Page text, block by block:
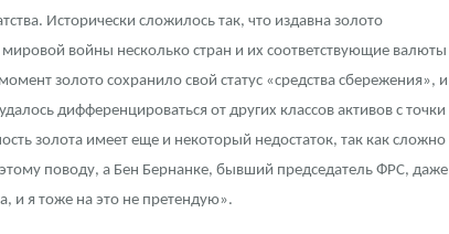
Исторически сложилось так, что издавна золото
войны несколько стран и их соответствующие валюты
золото сохранило свой статус «средства сбережения», и
дифференцироваться от других классов активов с точки
золота имеет еще и некоторый недостаток, так как сложно
поводу, а Бен Бернанке, бывший председатель ФРС, даже
и я тоже на это не претендую».